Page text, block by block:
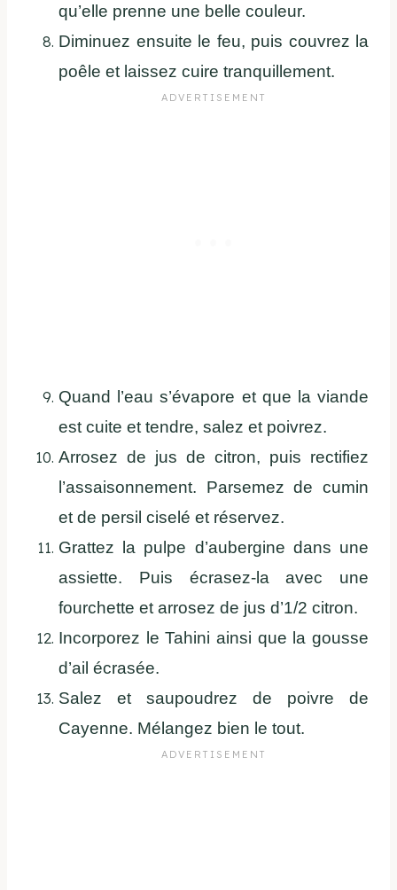
qu’elle prenne une belle couleur.
Diminuez ensuite le feu, puis couvrez la
poêle et laissez cuire tranquillement.
Quand l’eau s’évapore et que la viande
est cuite et tendre, salez et poivrez.
Arrosez de jus de citron, puis rectifiez
l’assaisonnement. Parsemez de cumin
et de persil ciselé et réservez.
Grattez la pulpe d’aubergine dans une
assiette. Puis écrasez-la avec une
fourchette et arrosez de jus d’1/2 citron.
Incorporez le Tahini ainsi que la gousse
d’ail écrasée.
Salez et saupoudrez de poivre de
Cayenne. Mélangez bien le tout.